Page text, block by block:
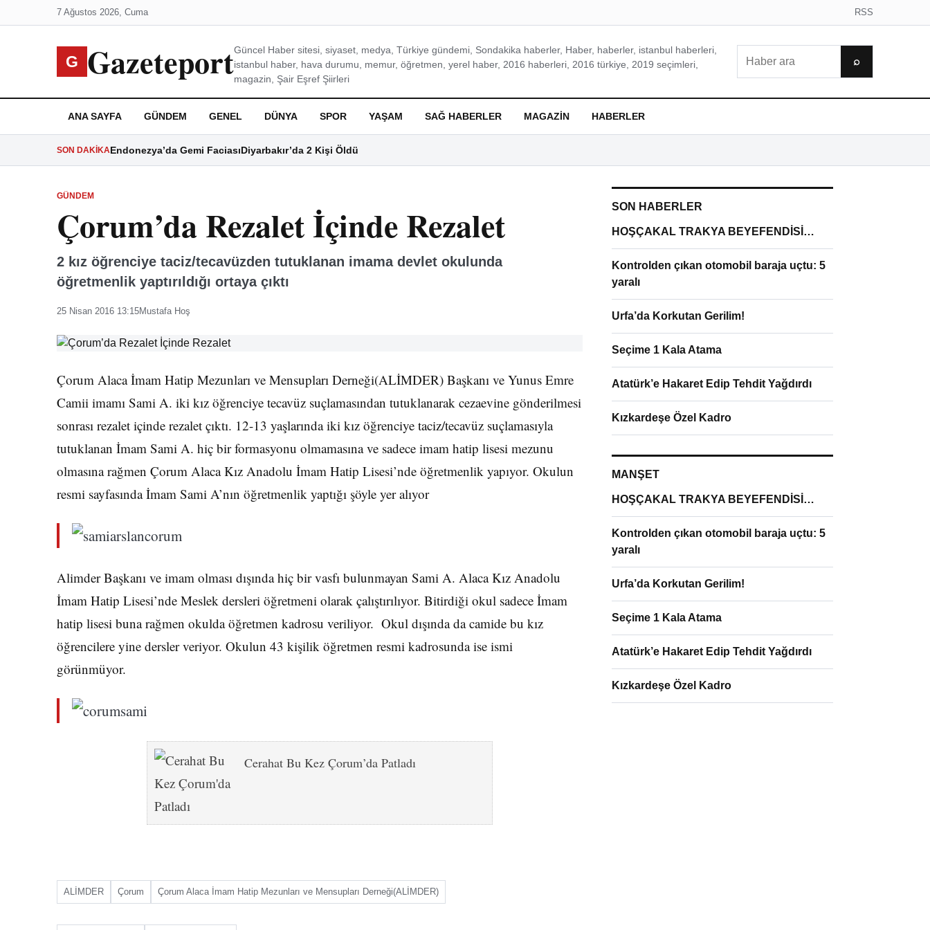
7 Ağustos 2026, Cuma RSS
G GazeteportGüncel Haber sitesi, siyaset, medya, Türkiye gündemi, Sondakika haberler, Haber, haberler, istanbul haberleri,
istanbul haber, hava durumu, memur, öğretmen, yerel haber, 2016 haberleri, 2016 türkiye, 2019 seçimleri,
magazin, Şair Eşref Şiirleri
⌕
ANA SAYFA GÜNDEM GENEL DÜNYA SPOR YAŞAM SAĞ HABERLER MAGAZIN HABERLER
SON DAKIKAEndonezya’da Gemi FaciasıDiyarbakır’da 2 Kişi Öldü
GÜNDEM
Çorum’da Rezalet İçinde Rezalet
2 kız öğrenciye taciz/tecavüzden tutuklanan imama devlet okulunda
öğretmenlik yaptırıldığı ortaya çıktı
25 Nisan 2016 13:15Mustafa Hoş
Çorum Alaca İmam Hatip Mezunları ve Mensupları Derneği(ALİMDER) Başkanı ve Yunus Emre
Camii imamı Sami A. iki kız öğrenciye tecavüz suçlamasından tutuklanarak cezaevine gönderilmesi
sonrası rezalet içinde rezalet çıktı. 12-13 yaşlarında iki kız öğrenciye taciz/tecavüz suçlamasıyla
tutuklanan İmam Sami A. hiç bir formasyonu olmamasına ve sadece imam hatip lisesi mezunu
olmasına rağmen Çorum Alaca Kız Anadolu İmam Hatip Lisesi’nde öğretmenlik yapıyor. Okulun
resmi sayfasında İmam Sami A’nın öğretmenlik yaptığı şöyle yer alıyor
Alimder Başkanı ve imam olması dışında hiç bir vasfı bulunmayan Sami A. Alaca Kız Anadolu
İmam Hatip Lisesi’nde Meslek dersleri öğretmeni olarak çalıştırılıyor. Bitirdiği okul sadece İmam
hatip lisesi buna rağmen okulda öğretmen kadrosu veriliyor. Okul dışında da camide bu kız
öğrencilere yine dersler veriyor. Okulun 43 kişilik öğretmen resmi kadrosunda ise ismi
görünmüyor.
Cerahat Bu Kez Çorum’da Patladı
ALİMDER Çorum Çorum Alaca İmam Hatip Mezunları ve Mensupları Derneği(ALİMDER)
SON HABERLER
HOŞÇAKAL TRAKYA BEYEFENDİSİ…
Kontrolden çıkan otomobil baraja uçtu: 5
yaralı
Urfa’da Korkutan Gerilim!
Seçime 1 Kala Atama
Atatürk’e Hakaret Edip Tehdit Yağdırdı
Kızkardeşe Özel Kadro
MANŞET
HOŞÇAKAL TRAKYA BEYEFENDİSİ…
Kontrolden çıkan otomobil baraja uçtu: 5
yaralı
Urfa’da Korkutan Gerilim!
Seçime 1 Kala Atama
Atatürk’e Hakaret Edip Tehdit Yağdırdı
Kızkardeşe Özel Kadro